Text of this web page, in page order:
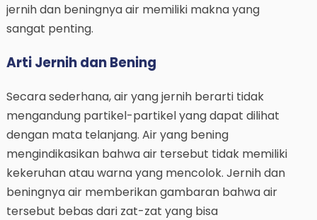
jernih dan beningnya air memiliki makna yang
sangat penting.
Arti Jernih dan Bening
Secara sederhana, air yang jernih berarti tidak
mengandung partikel-partikel yang dapat dilihat
dengan mata telanjang. Air yang bening
mengindikasikan bahwa air tersebut tidak memiliki
kekeruhan atau warna yang mencolok. Jernih dan
beningnya air memberikan gambaran bahwa air
tersebut bebas dari zat-zat yang bisa